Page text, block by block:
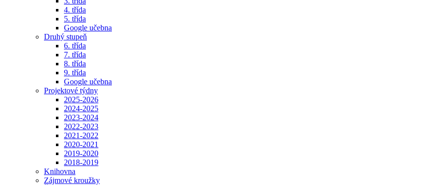
4. třída
5. třída
Google učebna
Druhý stupeň
6. třída
7. třída
8. třída
9. třída
Google učebna
Projektové týdny
2025-2026
2024-2025
2023-2024
2022-2023
2021-2022
2020-2021
2019-2020
2018-2019
Knihovna
Zájmové kroužky